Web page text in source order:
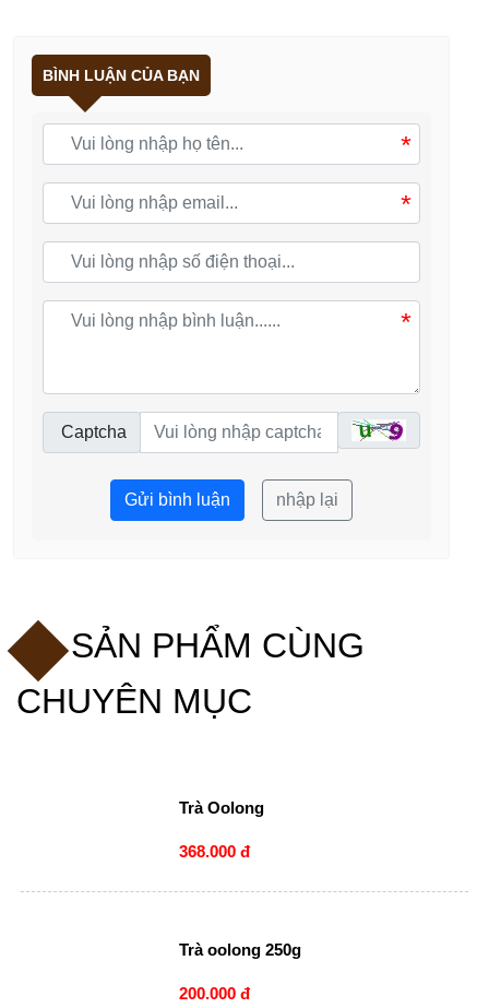
BÌNH LUẬN CỦA BẠN
*
*
*
Captcha
Gửi bình luận nhập lại
SẢN PHẨM CÙNG
CHUYÊN MỤC
Trà Oolong
368.000 đ
Trà oolong 250g
200.000 đ